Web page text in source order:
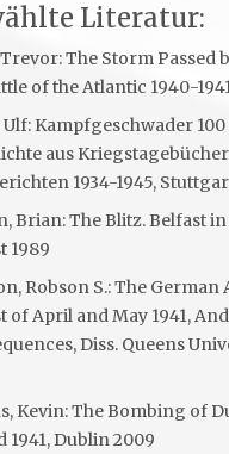
Literatur:
The Storm Passed
of the Atlantic 1940-
Ulf: Kampfgeschwader 100
aus
1934-1945,
Brian: The Blitz. Belfast in
1989
Robson S.: The German
of April and May 1941,
Diss. Queens
Kevin: The Bombing of
1941, Dublin 2009